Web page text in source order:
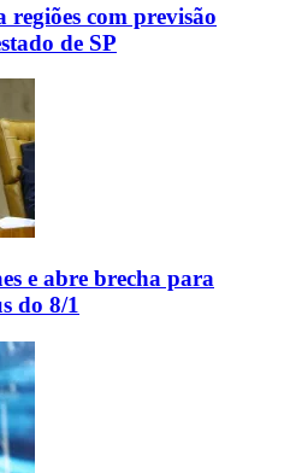
com previsão
de SP
e abre brecha para
do 8/1